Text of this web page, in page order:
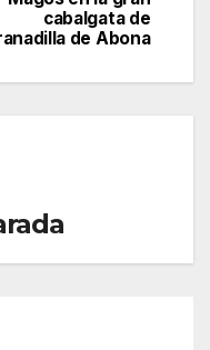
cabalgata de
de Abona